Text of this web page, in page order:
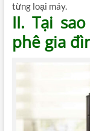
từng loại máy.
II. Tại
phê gia